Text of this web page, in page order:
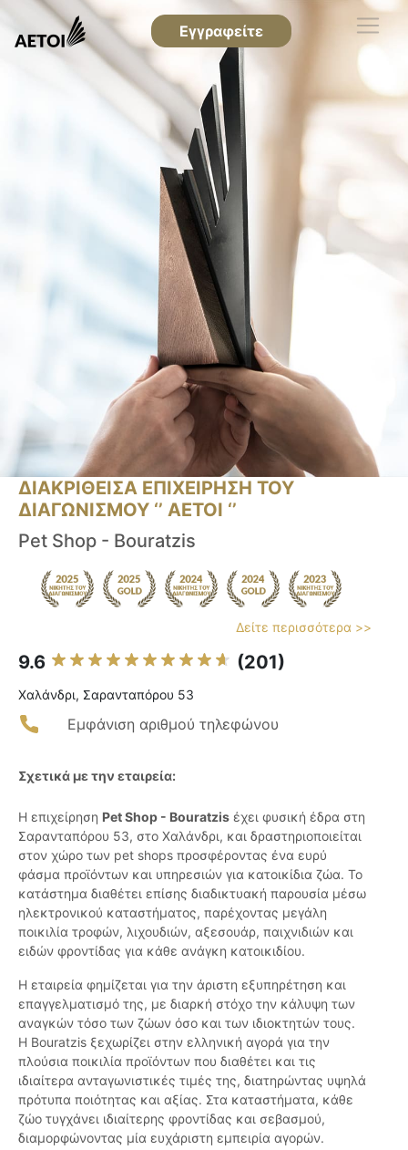
Εγγραφείτε
ΔΙΑΚΡΙΘΕΙΣΑ ΕΠΙΧΕΙΡΗΣΗ ΤΟΥ
ΔΙΑΓΩΝΙΣΜΟΥ ‘’ ΑΕΤΟΙ ‘’
Pet Shop - Bouratzis
Δείτε περισσότερα >>
9.6 (201)
Χαλάνδρι, Σαρανταπόρου 53
Εμφάνιση αριθμού τηλεφώνου
Σχετικά με την εταιρεία:
Η επιχείρηση Pet Shop - Bouratzis έχει φυσική έδρα στη
Σαρανταπόρου 53, στο Χαλάνδρι, και δραστηριοποιείται
στον χώρο των pet shops προσφέροντας ένα ευρύ
φάσμα προϊόντων και υπηρεσιών για κατοικίδια ζώα. Το
κατάστημα διαθέτει επίσης διαδικτυακή παρουσία μέσω
ηλεκτρονικού καταστήματος, παρέχοντας μεγάλη
ποικιλία τροφών, λιχουδιών, αξεσουάρ, παιχνιδιών και
ειδών φροντίδας για κάθε ανάγκη κατοικιδίου.
Η εταιρεία φημίζεται για την άριστη εξυπηρέτηση και
επαγγελματισμό της, με διαρκή στόχο την κάλυψη των
αναγκών τόσο των ζώων όσο και των ιδιοκτητών τους.
Η Bouratzis ξεχωρίζει στην ελληνική αγορά για την
πλούσια ποικιλία προϊόντων που διαθέτει και τις
ιδιαίτερα ανταγωνιστικές τιμές της, διατηρώντας υψηλά
πρότυπα ποιότητας και αξίας. Στα καταστήματα, κάθε
ζώο τυγχάνει ιδιαίτερης φροντίδας και σεβασμού,
διαμορφώνοντας μία ευχάριστη εμπειρία αγορών.